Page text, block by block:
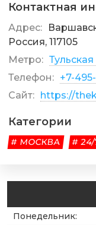
Контактная
Адрес:
Россия, 117105
Метро:
Телефон: +7-
Сайт: https://
Категории
# МОСКВА # 24/
Понедельник: